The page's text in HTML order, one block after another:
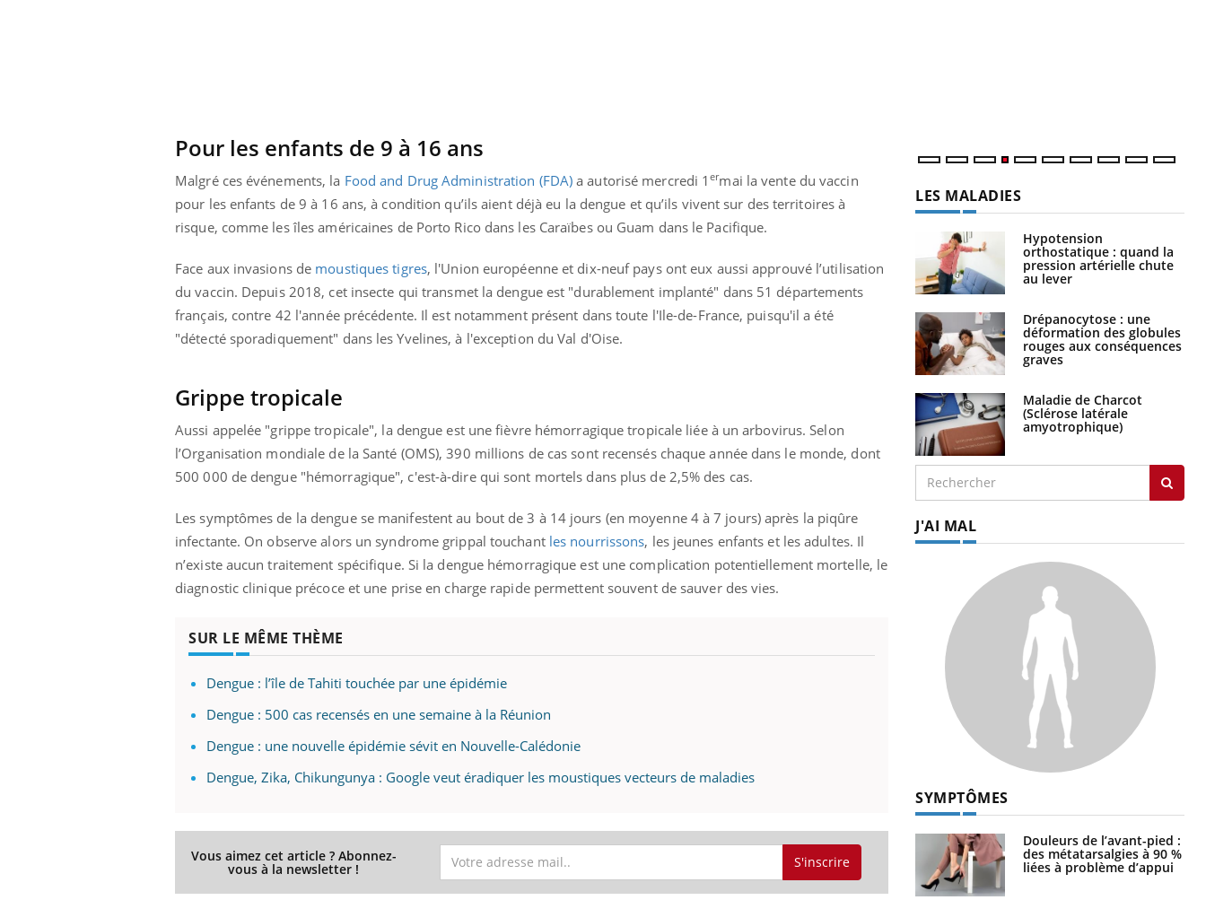
Pour les enfants de 9 à 16 ans
Malgré ces événements, la Food and Drug Administration (FDA) a autorisé mercredi 1ermai la vente du vaccin
pour les enfants de 9 à 16 ans, à condition qu’ils aient déjà eu la dengue et qu’ils vivent sur des territoires à
risque, comme les îles américaines de Porto Rico dans les Caraïbes ou Guam dans le Pacifique.
Face aux invasions de moustiques tigres, l'Union européenne et dix-neuf pays ont eux aussi approuvé l’utilisation
du vaccin. Depuis 2018, cet insecte qui transmet la dengue est "durablement implanté" dans 51 départements
français, contre 42 l'année précédente. Il est notamment présent dans toute l'Ile-de-France, puisqu'il a été
"détecté sporadiquement" dans les Yvelines, à l'exception du Val d'Oise.
Grippe tropicale
Aussi appelée "grippe tropicale", la dengue est une fièvre hémorragique tropicale liée à un arbovirus. Selon
l’Organisation mondiale de la Santé (OMS), 390 millions de cas sont recensés chaque année dans le monde, dont
500 000 de dengue "hémorragique", c'est-à-dire qui sont mortels dans plus de 2,5% des cas.
Les symptômes de la dengue se manifestent au bout de 3 à 14 jours (en moyenne 4 à 7 jours) après la piqûre
infectante. On observe alors un syndrome grippal touchant les nourrissons, les jeunes enfants et les adultes. Il
n’existe aucun traitement spécifique. Si la dengue hémorragique est une complication potentiellement mortelle, le
diagnostic clinique précoce et une prise en charge rapide permettent souvent de sauver des vies.
SUR LE MÊME THÈME
Dengue : l’île de Tahiti touchée par une épidémie
Dengue : 500 cas recensés en une semaine à la Réunion
Dengue : une nouvelle épidémie sévit en Nouvelle-Calédonie
Dengue, Zika, Chikungunya : Google veut éradiquer les moustiques vecteurs de maladies
Vous aimez cet article ? Abonnez-
vous à la newsletter ! S'inscrire
LES MALADIES
Hypotension
orthostatique : quand la
pression artérielle chute
au lever
Drépanocytose : une
déformation des globules
rouges aux conséquences
graves
Maladie de Charcot
(Sclérose latérale
amyotrophique)
J'AI MAL
SYMPTÔMES
Douleurs de l’avant-pied :
des métatarsalgies à 90 %
liées à problème d’appui